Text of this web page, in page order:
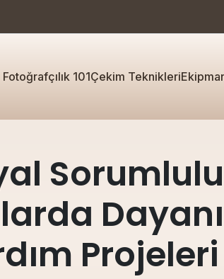
Fotoğrafçılık 101Çekim Teknikleri
Projeleri